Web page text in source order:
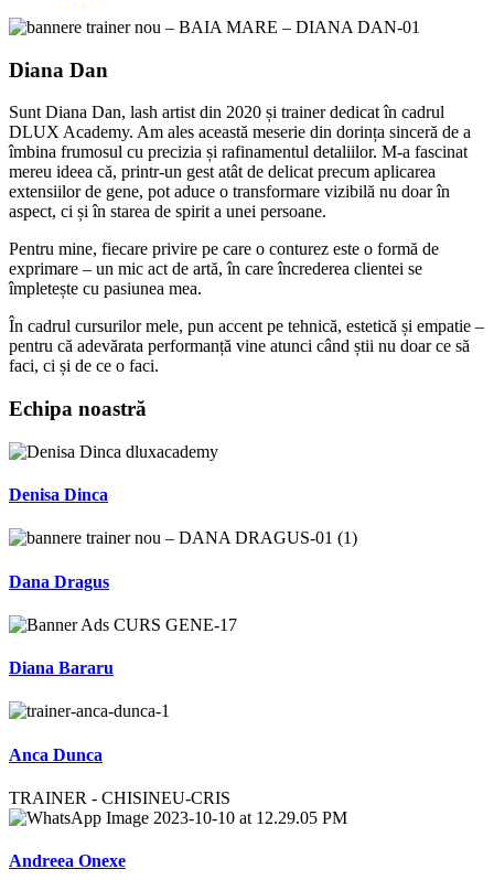
Diana Dan
Sunt Diana Dan, lash artist din 2020 și trainer dedicat în cadrul
DLUX Academy. Am ales această meserie din dorința sinceră de a
îmbina frumosul cu precizia și rafinamentul detaliilor. M-a fascinat
mereu ideea că, printr-un gest atât de delicat precum aplicarea
extensiilor de gene, pot aduce o transformare vizibilă nu doar în
aspect, ci și în starea de spirit a unei persoane.
Pentru mine, fiecare privire pe care o conturez este o formă de
exprimare – un mic act de artă, în care încrederea clientei se
împletește cu pasiunea mea.
În cadrul cursurilor mele, pun accent pe tehnică, estetică și empatie –
pentru că adevărata performanță vine atunci când știi nu doar ce să
faci, ci și de ce o faci.
Echipa noastră
Denisa Dinca
Dana Dragus
Diana Bararu
Anca Dunca
TRAINER - CHISINEU-CRIS
Andreea Onexe